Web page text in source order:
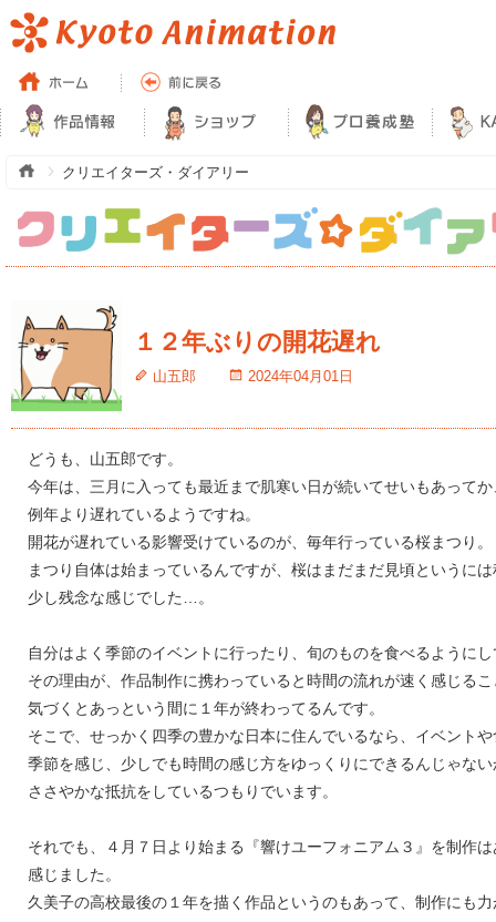
クリエイターズ・ダイアリー
１２年ぶりの開花遅れ
山五郎 2024年04月01日
どうも、山五郎です。
今年は、三月に入っても最近まで肌寒い日が続いてせいもあって
例年より遅れているようですね。
開花が遅れている影響受けているのが、毎年行っている桜まつり。
まつり自体は始まっているんですが、桜はまだまだ見頃というに
少し残念な感じでした…。
自分はよく季節のイベントに行ったり、旬のものを食べるように
その理由が、作品制作に携わっていると時間の流れが速く感じる
気づくとあっという間に１年が終わってるんです。
そこで、せっかく四季の豊かな日本に住んでいるなら、イベント
季節を感じ、少しでも時間の感じ方をゆっくりにできるんじゃな
ささやかな抵抗をしているつもりでいます。
それでも、４月７日より始まる『響けユーフォニアム３』を制作
感じました。
久美子の高校最後の１年を描く作品というのもあって、制作にも